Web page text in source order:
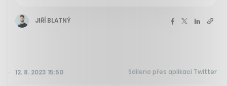
JIŘÍ BLATNÝ
12. 8. 2023 15:50 Sdíleno přes aplikaci Twitter